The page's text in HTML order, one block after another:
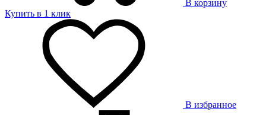
В корзину
Купить в 1 клик
В избранное